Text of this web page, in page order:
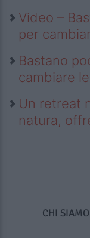
Video –
per
Bastano
cambiare
Un retreat
natura,
CHI SIAMO